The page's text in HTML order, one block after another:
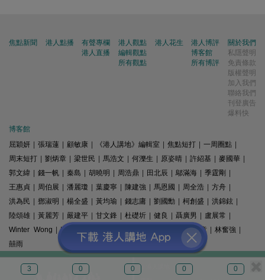
3 0 0 0 0
焦點新聞 港人點播
有聲專欄
港人直播
港人觀點
編輯觀點
所有觀點
港人花生
港人博評
博客館
所有博評
關於我們
私隱聲明
免責條款
版權聲明
加入我們
聯絡我們
刊登廣告
爆料快
博客館
屈穎妍
張瑞蓮 顧敏康 《港人講地》編輯室 焦點短打 一周圈點
周末短打
劉炳章 梁世民 馬浩文 何濼生 原姿晴 許紹基 麥國華
郭文緯
錢一帆 秦島 胡曉明 周浩鼎 田北辰 鄔滿海 季霆剛
王惠貞
周伯展 潘麗瓊 葉慶寧 陳建強 馬恩國 周全浩 方舟
洪為民
鄧淑明 楊全盛 黃均瑜 錢志庸 劉國勳 柯創盛 洪錦鉉
陸頌雄
黃麗芳 嚴建平 甘文鋒 杜礎圻 健良 聶廣男 盧展常
Winter Wong
K2 梁文新 羅崑 姚銘 精選文章 林奮強
囍雨
© 港人講地